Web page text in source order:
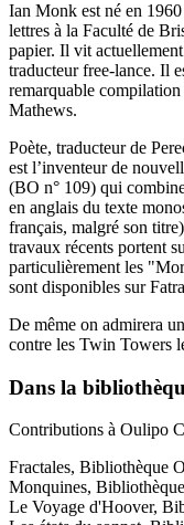
Ian Monk est né en
lettres à la Faculté de
papier. Il vit
traducteur free-lance. Il
remarquable
Mathews.
Poète, traducteur de
est l’inventeur de
(BO n° 109) qui
en anglais du texte
français, malgré son
travaux récents portent
particulièrement les
sont disponibles sur
De même on admirera
contre les Twin Towers
Dans la
Contributions à Oulipo
Fractales, Bibliothèque
Monquines,
Le Voyage d'Hoover,